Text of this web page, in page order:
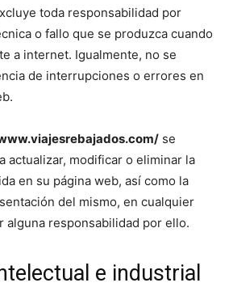
toda responsabilidad por
o fallo que se produzca cuando
a internet. Igualmente, no se
de interrupciones o errores en
se
actualizar, modificar o eliminar la
en su página web, así como la
del mismo, en cualquier
alguna responsabilidad por ello.
e industrial